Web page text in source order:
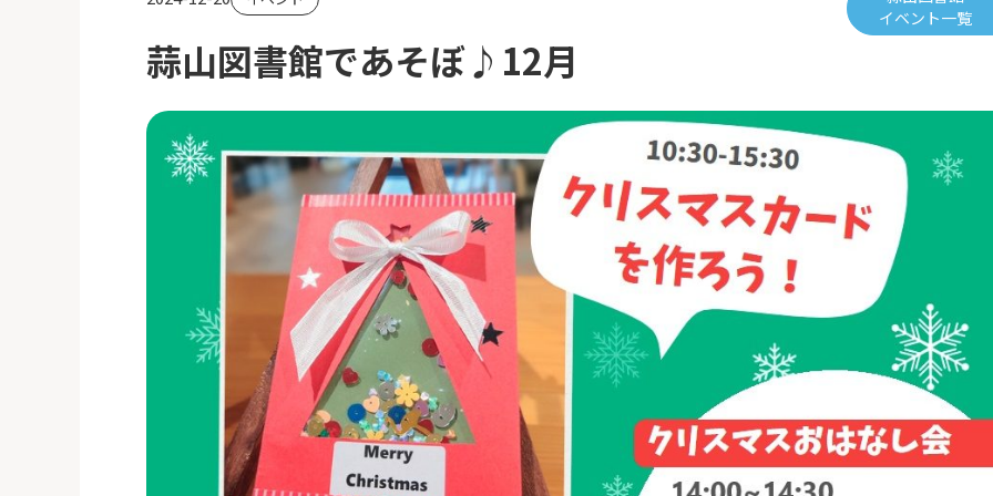
蒜山図書館であそぼ♪12月
イベント一覧